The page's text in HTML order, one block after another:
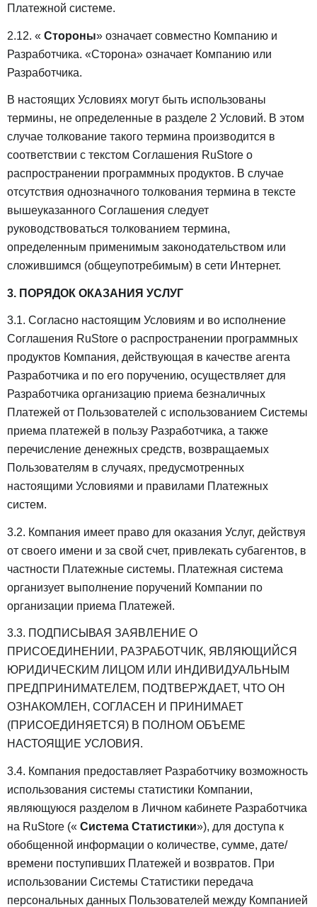
Платежной системе.
2.12. « Стороны» означает совместно Компанию и
Разработчика. «Сторона» означает Компанию или
Разработчика.
В настоящих Условиях могут быть использованы
термины, не определенные в разделе 2 Условий. В этом
случае толкование такого термина производится в
соответствии с текстом Соглашения RuStore о
распространении программных продуктов. В случае
отсутствия однозначного толкования термина в тексте
вышеуказанного Соглашения следует
руководствоваться толкованием термина,
определенным применимым законодательством или
сложившимся (общеупотребимым) в сети Интернет.
3. ПОРЯДОК ОКАЗАНИЯ УСЛУГ
3.1. Согласно настоящим Условиям и во исполнение
Соглашения RuStore о распространении программных
продуктов Компания, действующая в качестве агента
Разработчика и по его поручению, осуществляет для
Разработчика организацию приема безналичных
Платежей от Пользователей с использованием Системы
приема платежей в пользу Разработчика, а также
перечисление денежных средств, возвращаемых
Пользователям в случаях, предусмотренных
настоящими Условиями и правилами Платежных
систем.
3.2. Компания имеет право для оказания Услуг, действуя
от своего имени и за свой счет, привлекать субагентов, в
частности Платежные системы. Платежная система
организует выполнение поручений Компании по
организации приема Платежей.
3.3. ПОДПИСЫВАЯ ЗАЯВЛЕНИЕ О
ПРИСОЕДИНЕНИИ, РАЗРАБОТЧИК, ЯВЛЯЮЩИЙСЯ
ЮРИДИЧЕСКИМ ЛИЦОМ ИЛИ ИНДИВИДУАЛЬНЫМ
ПРЕДПРИНИМАТЕЛЕМ, ПОДТВЕРЖДАЕТ, ЧТО ОН
ОЗНАКОМЛЕН, СОГЛАСЕН И ПРИНИМАЕТ
(ПРИСОЕДИНЯЕТСЯ) В ПОЛНОМ ОБЪЕМЕ
НАСТОЯЩИЕ УСЛОВИЯ.
3.4. Компания предоставляет Разработчику возможность
использования системы статистики Компании,
являющуюся разделом в Личном кабинете Разработчика
на RuStore (« Система Статистики»), для доступа к
обобщенной информации о количестве, сумме, дате/
времени поступивших Платежей и возвратов. При
использовании Системы Статистики передача
персональных данных Пользователей между Компанией